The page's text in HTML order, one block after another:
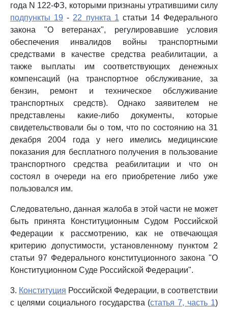
года N 122-ФЗ, которыми признаны утратившими силу
подпункты 19 - 22 пункта 1 статьи 14 Федерального
закона "О ветеранах", регулировавшие условия
обеспечения инвалидов войны транспортными
средствами в качестве средства реабилитации, а
также выплаты им соответствующих денежных
компенсаций (на транспортное обслуживание, за
бензин, ремонт и техническое обслуживание
транспортных средств). Однако заявителем не
представлены какие-либо документы, которые
свидетельствовали бы о том, что по состоянию на 31
декабря 2004 года у него имелись медицинские
показания для бесплатного получения в пользование
транспортного средства реабилитации и что он
состоял в очереди на его приобретение либо уже
пользовался им.
Следовательно, данная жалоба в этой части не может
быть принята Конституционным Судом Российской
Федерации к рассмотрению, как не отвечающая
критерию допустимости, установленному пунктом 2
статьи 97 Федерального конституционного закона "О
Конституционном Суде Российской Федерации".
3. Конституция Российской Федерации, в соответствии
с целями социального государства (статья 7, часть 1)